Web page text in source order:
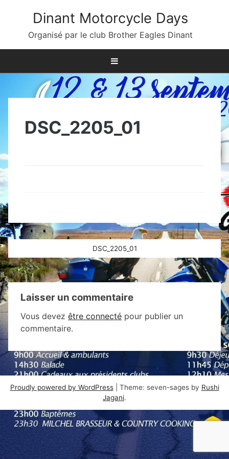
Dinant Motorcycle Days
Organisé par le club Brother Eagles Dinant
DSC_2205_01
Navigation
de
l’article
DSC_2205_01
Laisser un commentaire
Vous devez être connecté pour publier un
commentaire.
Proudly powered by WordPress Theme: seven-sages by Rushi
Jagani.